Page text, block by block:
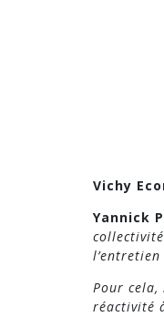
Vichy
Yannick
l’entretien
Pour cela,
réactivité